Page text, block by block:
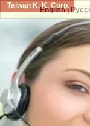
Taiwan K. K. Corp.
English|